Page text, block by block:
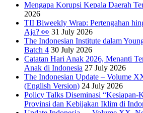
Mengapa Korupsi Kepala Daerah
2026
TII Biweekly Wrap: Pertengahan
Aja? 👀 31 July 2026
The Indonesian Institute dalam
Batch 4 30 July 2026
Catatan Hari Anak 2026, Menanti
Anak di Indonesia 27 July 2026
The Indonesian Update – Volume
(English Version) 24 July 2026
Policy Talks Diseminasi “Kesiapan-
Provinsi dan Kebijakan Iklim di